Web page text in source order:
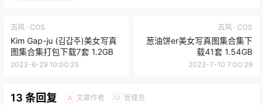
古风 · COS
Kim Gap-ju (김갑주)美女写真
图集合集打包下载7套 1.2GB
2023-6-29 10:00:25
古风 · COS
葱油饼er美女写真图集合集下
载41套 1.54GB
2023-7-10 7:00:29
13 条回复 A 文章作者 M 管理员